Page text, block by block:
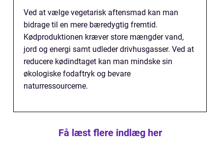
Ved at vælge vegetarisk aftensmad kan man
bidrage til en mere bæredygtig fremtid.
Kødproduktionen kræver store mængder vand,
jord og energi samt udleder drivhusgasser. Ved at
reducere kødindtaget kan man mindske sin
økologiske fodaftryk og bevare
naturressourcerne.
Få læst flere indlæg her